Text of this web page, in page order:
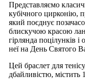
Представляємо
кубічного цирконію,
який поєднує
блискучою красою
гірлянда поцілунків
неї на День Святого
Цей браслет для
дбайливістю,